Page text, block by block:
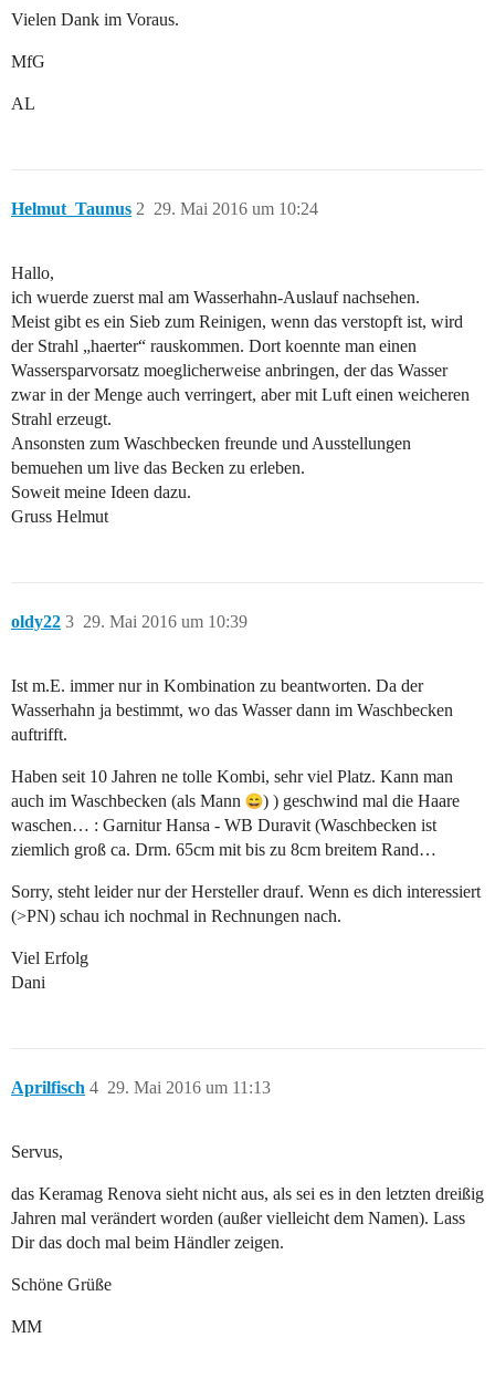
Vielen Dank im Voraus.
MfG
AL
Helmut_Taunus 29. Mai 2016 um 10:24
2
Hallo,
ich wuerde zuerst mal am Wasserhahn-Auslauf nachsehen.
Meist gibt es ein Sieb zum Reinigen, wenn das verstopft ist, wird
der Strahl „haerter“ rauskommen. Dort koennte man einen
Wassersparvorsatz moeglicherweise anbringen, der das Wasser
zwar in der Menge auch verringert, aber mit Luft einen weicheren
Strahl erzeugt.
Ansonsten zum Waschbecken freunde und Ausstellungen
bemuehen um live das Becken zu erleben.
Soweit meine Ideen dazu.
Gruss Helmut
oldy22 29. Mai 2016 um 10:39
3
Ist m.E. immer nur in Kombination zu beantworten. Da der
Wasserhahn ja bestimmt, wo das Wasser dann im Waschbecken
auftrifft.
Haben seit 10 Jahren ne tolle Kombi, sehr viel Platz. Kann man
auch im Waschbecken (als Mann
) ) geschwind mal die Haare
waschen… : Garnitur Hansa - WB Duravit (Waschbecken ist
ziemlich groß ca. Drm. 65cm mit bis zu 8cm breitem Rand…
Sorry, steht leider nur der Hersteller drauf. Wenn es dich interessiert
(>PN) schau ich nochmal in Rechnungen nach.
Viel Erfolg
Dani
Aprilfisch 29. Mai 2016 um 11:13
4
Servus,
das Keramag Renova sieht nicht aus, als sei es in den letzten dreißig
Jahren mal verändert worden (außer vielleicht dem Namen). Lass
Dir das doch mal beim Händler zeigen.
Schöne Grüße
MM